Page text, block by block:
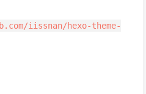
iissnan/hexo-theme-